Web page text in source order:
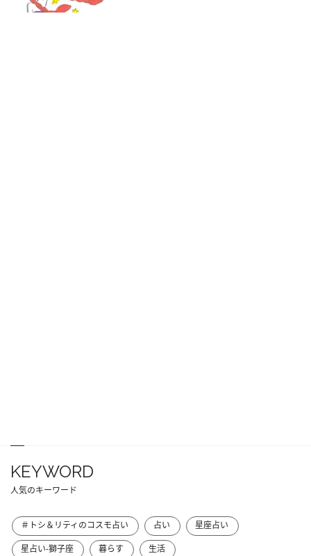
KEYWORD
人気のキーワード
＃トシ＆リティのコスモ占い 占い
星座占い
星占い-獅子座
暮らす 生活